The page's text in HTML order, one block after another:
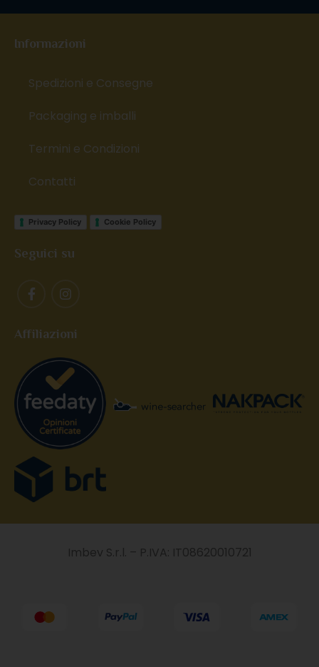
Informazioni
Spedizioni e Consegne
Packaging e imballi
Termini e Condizioni
Contatti
Privacy Policy Cookie Policy
Seguici su
Affiliazioni
Imbev S.r.l. – P.IVA: IT08620010721